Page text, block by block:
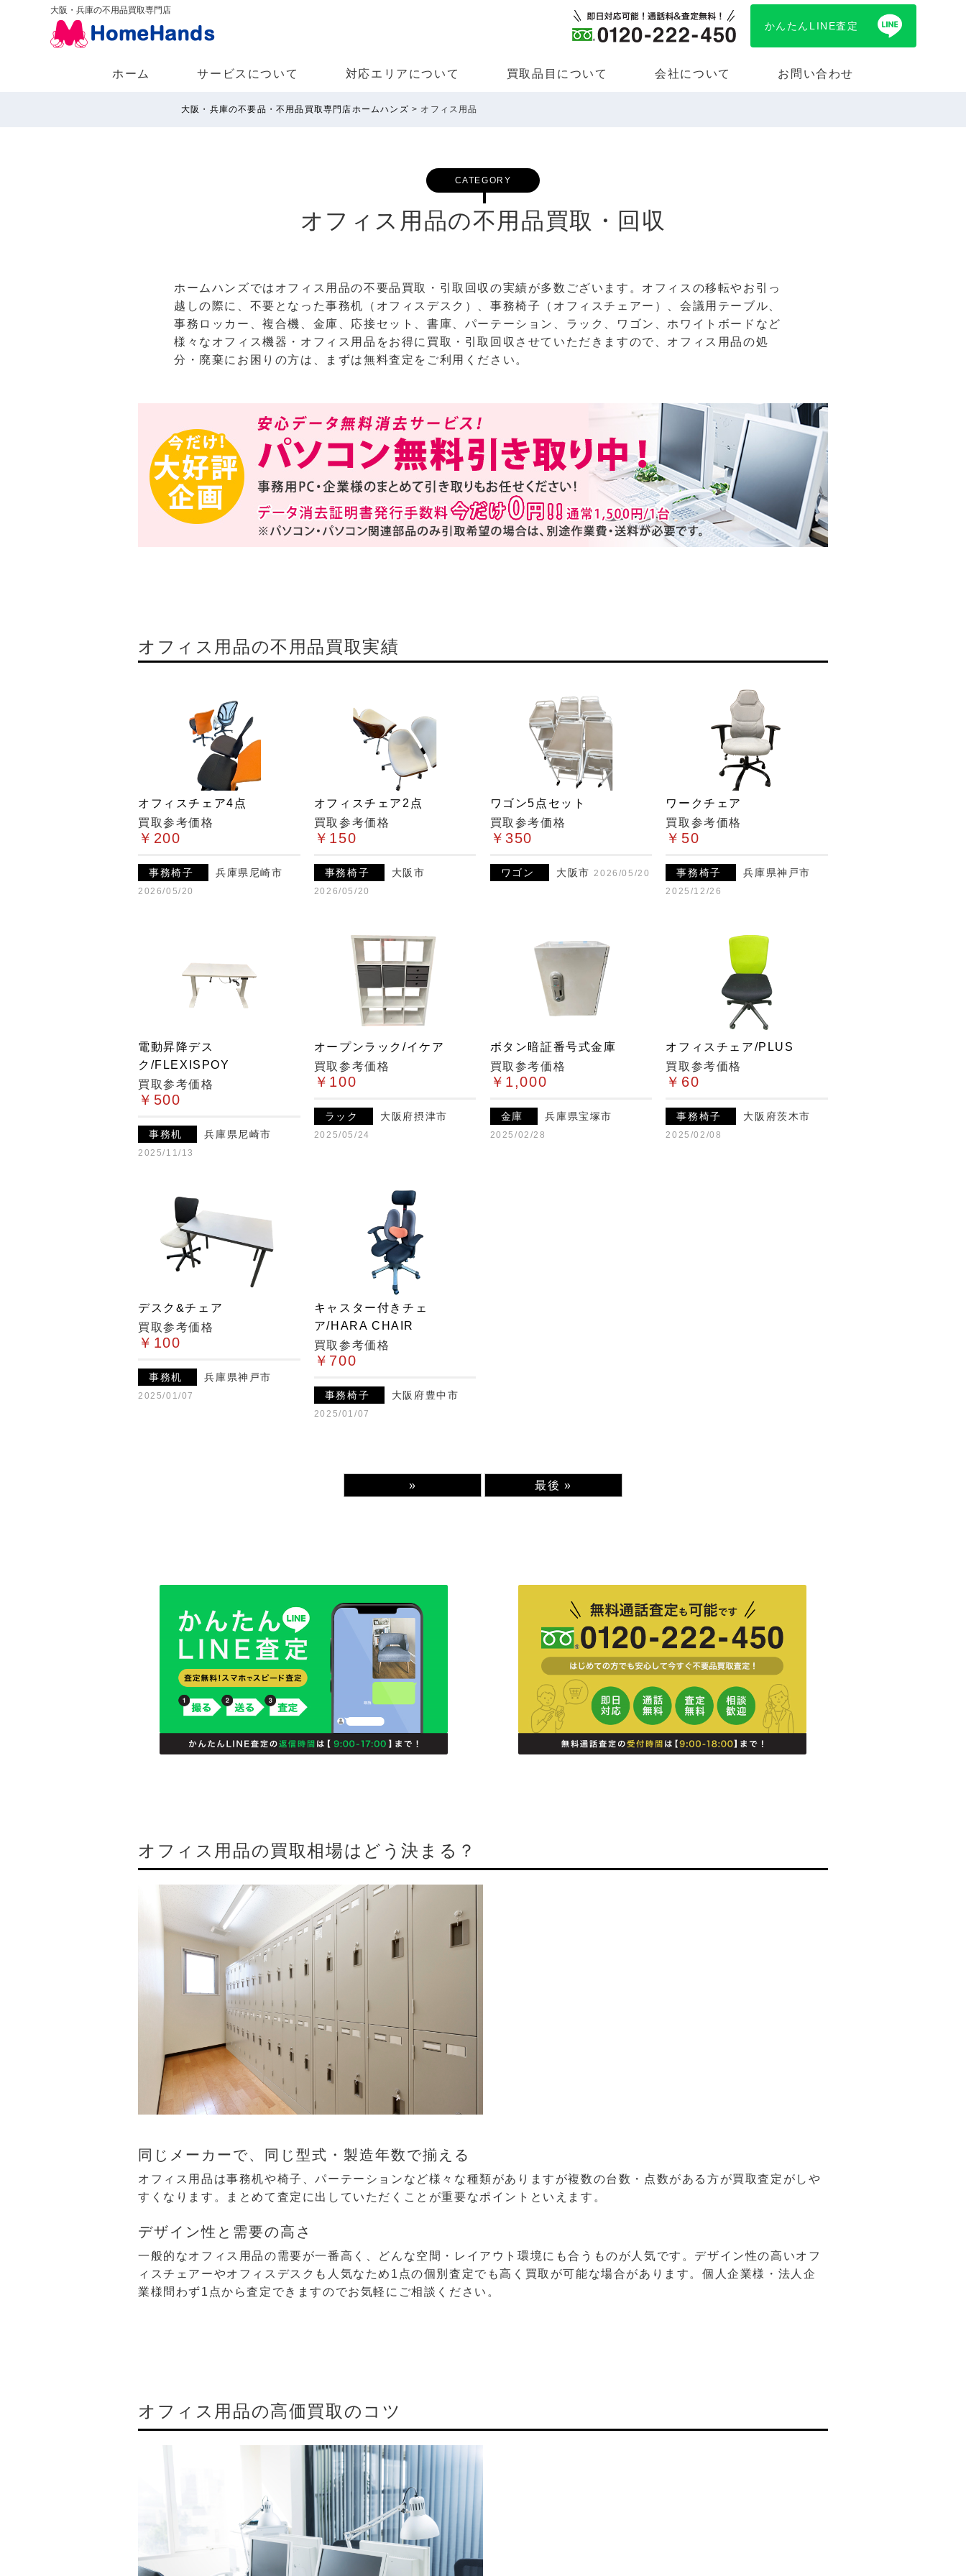
大阪・兵庫の不用品買取専門店
かんたんLINE査定
ホーム サービスについて 対応エリアについて 買取品⽬について 会社について お問い合わせ
大阪・兵庫の不要品・不用品買取専門店ホームハンズ > オフィス用品
CATEGORY
オフィス用品の不用品買取・回収
ホームハンズではオフィス用品の不要品買取・引取回収の実績が多数ございます。オフィスの移転やお引っ
越しの際に、不要となった事務机（オフィスデスク）、事務椅子（オフィスチェアー）、会議用テーブル、
事務ロッカー、複合機、金庫、応接セット、書庫、パーテーション、ラック、ワゴン、ホワイトボードなど
様々なオフィス機器・オフィス用品をお得に買取・引取回収させていただきますので、オフィス用品の処
分・廃棄にお困りの方は、まずは無料査定をご利用ください。
オフィス用品の不用品買取実績
オフィスチェア4点
買取参考価格
￥200
事務椅子 兵庫県尼崎市
2026/05/20
オフィスチェア2点
買取参考価格
￥150
事務椅子 大阪市
2026/05/20
ワゴン5点セット
買取参考価格
￥350
ワゴン 大阪市 2026/05/20
ワークチェア
買取参考価格
￥50
事務椅子 兵庫県神戸市
2025/12/26
電動昇降デス
ク/FLEXISPOY
買取参考価格
￥500
事務机 兵庫県尼崎市
2025/11/13
オープンラック/イケア
買取参考価格
￥100
ラック 大阪府摂津市
2025/05/24
ボタン暗証番号式金庫
買取参考価格
￥1,000
金庫 兵庫県宝塚市
2025/02/28
オフィスチェア/PLUS
買取参考価格
￥60
事務椅子 大阪府茨木市
2025/02/08
デスク&チェア
買取参考価格
￥100
事務机 兵庫県神戸市
2025/01/07
キャスター付きチェ
ア/HARA CHAIR
買取参考価格
￥700
事務椅子 大阪府豊中市
2025/01/07
» 最後 »
オフィス用品の買取相場はどう決まる？
同じメーカーで、同じ型式・製造年数で揃える
オフィス用品は事務机や椅子、パーテーションなど様々な種類がありますが複数の台数・点数がある方が買取査定がしや
すくなります。まとめて査定に出していただくことが重要なポイントといえます。
デザイン性と需要の高さ
一般的なオフィス用品の需要が一番高く、どんな空間・レイアウト環境にも合うものが人気です。デザイン性の高いオフ
ィスチェアーやオフィスデスクも人気なため1点の個別査定でも高く買取が可能な場合があります。個人企業様・法人企
業様問わず1点から査定できますのでお気軽にご相談ください。
オフィス用品の高価買取のコツ